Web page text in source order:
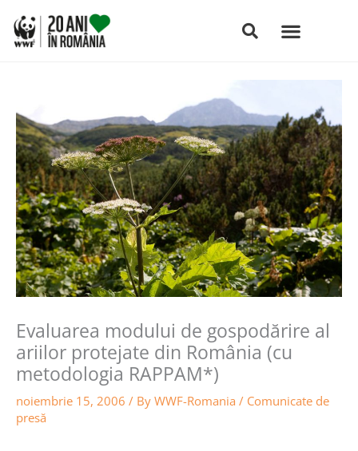
content
Evaluarea modului de gospodărire al
ariilor protejate din România (cu
metodologia RAPPAM*)
noiembrie 15, 2006 / By WWF-Romania / Comunicate de
presă